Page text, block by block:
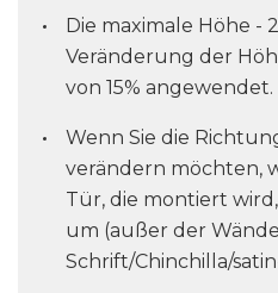
Die maximale Höhe -
Veränderung der
von 15% angewendet.
Wenn Sie die
verändern möchten,
Tür, die montiert
um (außer der
Schrift/Chinchilla/